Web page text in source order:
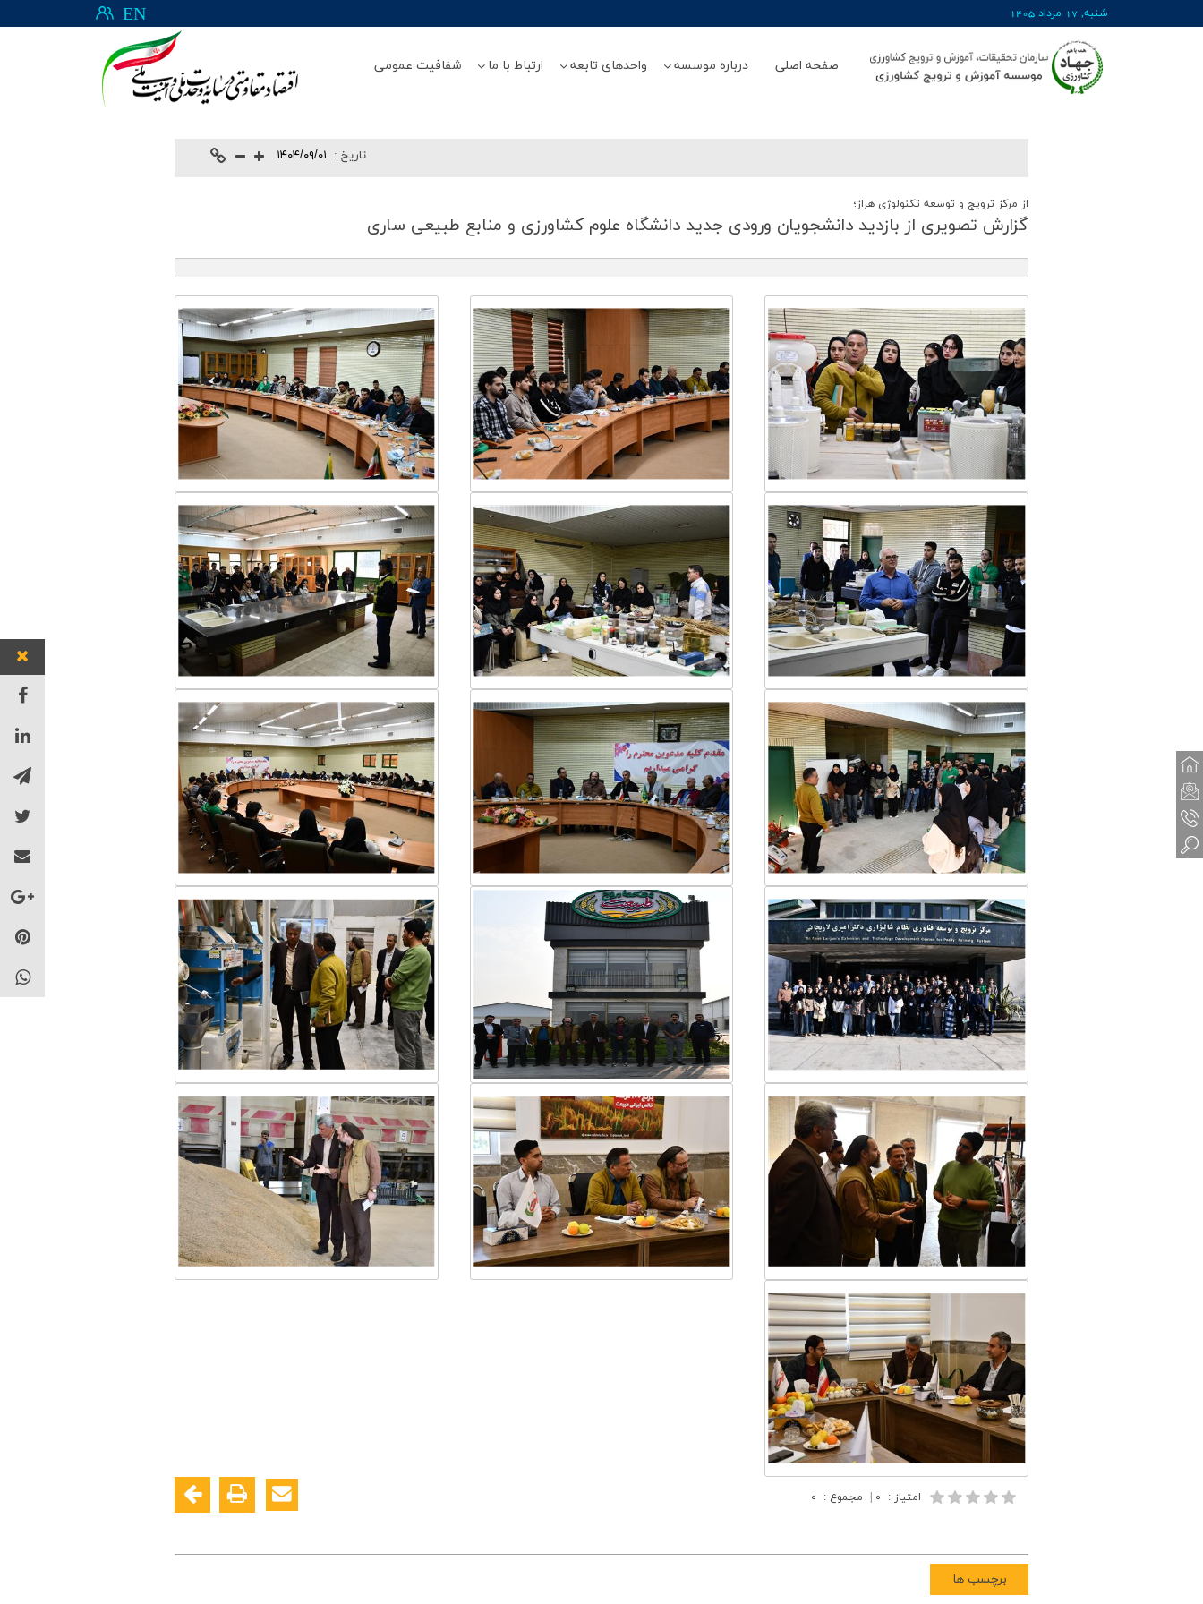
شنبه, 17 مرداد 1405 EN
صفحه اصلی درباره موسسه واحدهای تابعه ارتباط با ما شفافیت عمومی
تاريخ : ۱۴۰۴/۰۹/۰۱
از مرکز ترویج و توسعه تکنولوژی هراز؛
گزارش تصویری از بازدید دانشجویان ورودی جدید دانشگاه علوم كشاورزی و منابع طبیعی ساری
امتیاز : ۰ مجموع : ۰
برچسب ها